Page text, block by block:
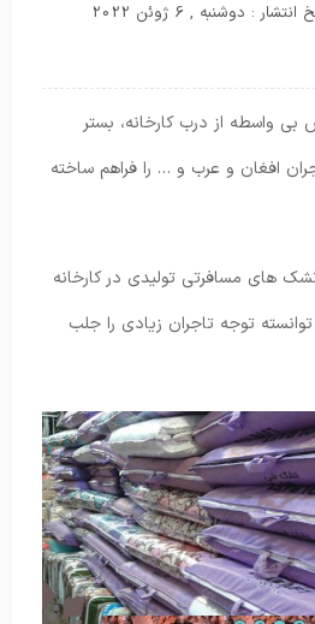
انتشار : دوشنبه , 6 ژوئن 2022
واسطه از درب کارخانه، بستر
افغان و عرب و … را فراهم ساخته
های مسافرتی تولیدی در کارخانه
توجه تاجران زیادی را جلب